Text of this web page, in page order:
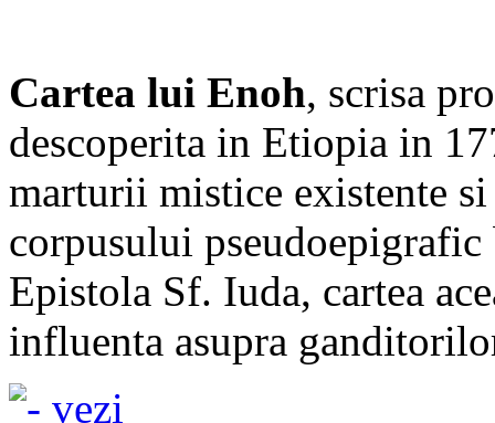
Cartea lui Enoh, scrisa
descoperita in Etiopia in
marturii mistice existente
corpusului
Epistola Sf. Iuda, cartea
influenta asupra